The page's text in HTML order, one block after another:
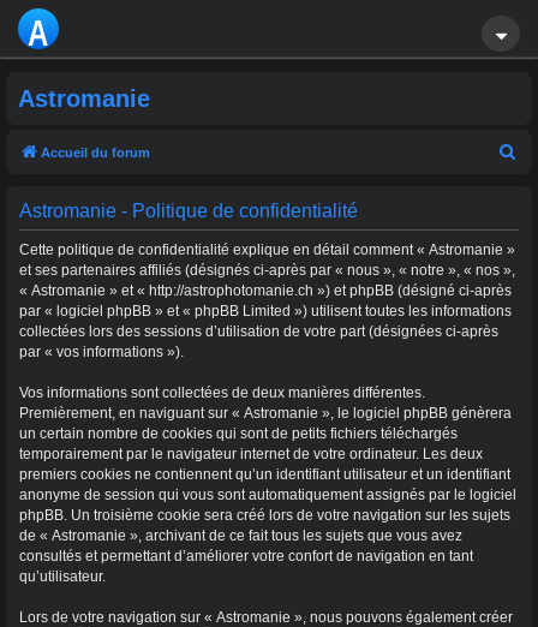
A
T
R
O
M
A
NI
E
Astromanie
Accueil du forum
Astromanie - Politique de confidentialité
Cette politique de confidentialité explique en détail comment « Astromanie »
et ses partenaires affiliés (désignés ci-après par « nous », « notre », « nos »,
« Astromanie » et « http://astrophotomanie.ch ») et phpBB (désigné ci-après
par « logiciel phpBB » et « phpBB Limited ») utilisent toutes les informations
collectées lors des sessions d’utilisation de votre part (désignées ci-après
par « vos informations »).
Vos informations sont collectées de deux manières différentes.
Premièrement, en naviguant sur « Astromanie », le logiciel phpBB génèrera
un certain nombre de cookies qui sont de petits fichiers téléchargés
temporairement par le navigateur internet de votre ordinateur. Les deux
premiers cookies ne contiennent qu’un identifiant utilisateur et un identifiant
anonyme de session qui vous sont automatiquement assignés par le logiciel
phpBB. Un troisième cookie sera créé lors de votre navigation sur les sujets
de « Astromanie », archivant de ce fait tous les sujets que vous avez
consultés et permettant d’améliorer votre confort de navigation en tant
qu’utilisateur.
Lors de votre navigation sur « Astromanie », nous pouvons également créer